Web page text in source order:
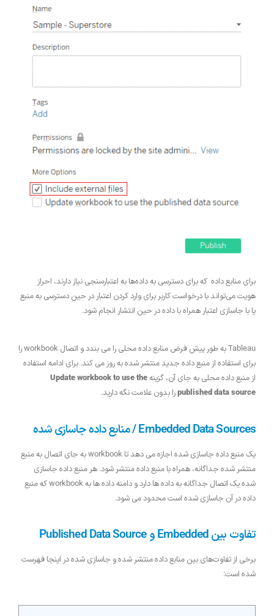
برای منابع داده‌ که برای دسترسی به داده‌ها به اعتبارسنجی نیاز دارند، احراز
هویت می‌تواند با درخواست کاربر برای وارد کردن اعتبار در حین دسترسی به منبع
یا با جاسازی اعتبار همراه با داده در حین انتشار انجام شود.
Tableau به طور پیش فرض منابع داده محلی را می بندد و اتصال workbook را
برای استفاده از منبع داده جدید منتشر شده به روز می کند. برای ادامه استفاده
از منبع داده محلی به جای آن، گزینه Update workbook to use the
published data source را بدون علامت نگه دارید.
Embedded Data Sources / منابع داده جاسازی شده
یک منبع داده جاسازی شده اجازه می دهد تا workbook به جای اتصال به منبع
منتشر شده جداگانه، همراه با منبع داده منتشر شود. هر منبع داده جاسازی
شده یک اتصال جداگانه به داده ها دارد و دامنه داده ها به workbook که منبع
داده در آن جاسازی شده است محدود می شود.
تفاوت بین Embedded و Published Data Source
برخی از تفاوت‌های بین منابع داده منتشر شده و جاسازی شده در اینجا فهرست
شده است: